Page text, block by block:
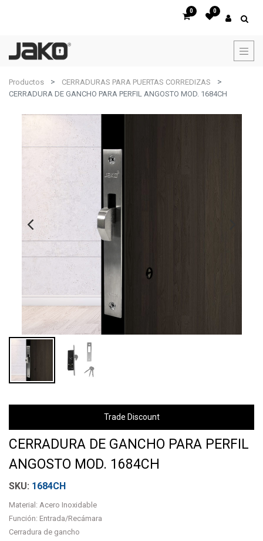
0 0
Productos
CERRADURAS PARA PUERTAS CORREDIZAS
CERRADURA DE GANCHO PARA PERFIL ANGOSTO MOD. 1684CH
Trade Discount
CERRADURA DE GANCHO PARA PERFIL
ANGOSTO MOD. 1684CH
1684CH
Material: Acero Inoxidable
Función: Entrada/Recámara
Cerradura de gancho